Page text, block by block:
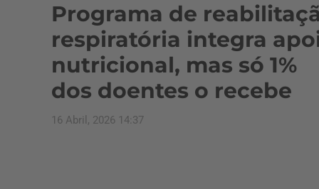
Programa de
respiratória integra
nutricional, mas só 1%
dos doentes o recebe
16 Abril, 2026 14:37